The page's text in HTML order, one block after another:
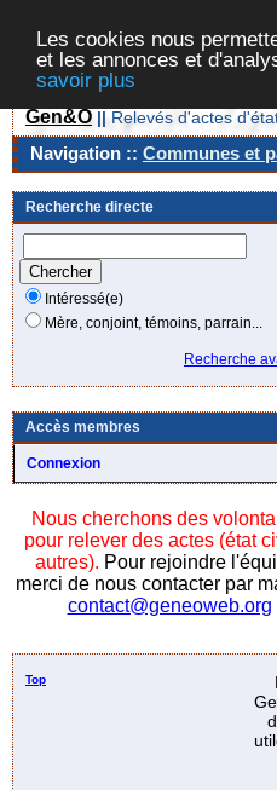
Les cookies nous
et les annonces et
savoir plus
Gen&O || Relevés d'actes
Navigation :: Communes et
Recherche directe
Intéressé(e)
Mère, conjoint, témoins, parrain...
Recherche
Accès membres
Connexion
Nous cherchons des
pour relever des actes (état
autres). Pour rejoindre
merci de nous contacter par
contact@geneoweb.org
Top